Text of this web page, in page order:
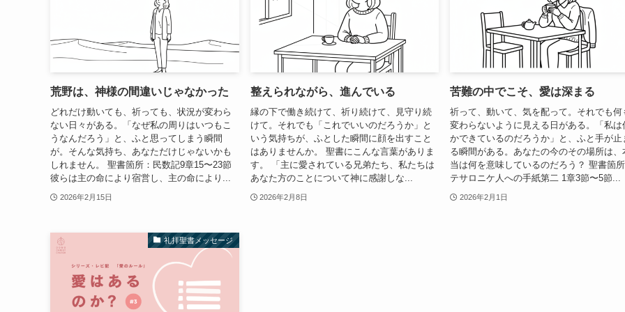
荒野は、神様の間違いじゃなかった
どれだけ動いても、祈っても、状況が変わら
ない日々がある。「なぜ私の周りはいつもこ
うなんだろう」と、ふと思ってしまう瞬間
が。そんな気持ち、あなただけじゃないかも
しれません。 聖書箇所：民数記9章15〜23節
彼らは主の命により宿営し、主の命により...
2026年2月15日
整えられながら、進んでいる
縁の下で働き続けて、祈り続けて、見守り続
けて。それでも「これでいいのだろうか」と
いう気持ちが、ふとした瞬間に顔を出すこと
はありませんか。 聖書にこんな言葉がありま
す。 「主に愛されている兄弟たち、私たちは
あなた方のことについて神に感謝しな...
2026年2月8日
苦難の中でこそ、愛は深まる
祈って、動いて、気を配って。それでも何
変わらないように見える日がある。「私は
かできているのだろうか」と、ふと手が止
る瞬間がある。あなたの今のその場所は、
当は何を意味しているのだろう？ 聖書箇所
テサロニケ人への手紙第二 1章3節〜5節...
2026年2月1日
礼拝聖書メッセージ